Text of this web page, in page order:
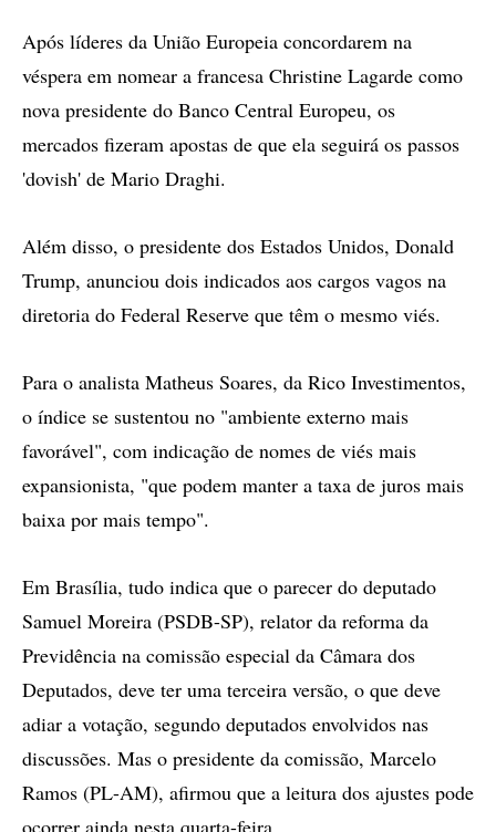
Após líderes da União Europeia concordarem na
véspera em nomear a francesa Christine Lagarde como
nova presidente do Banco Central Europeu, os
mercados fizeram apostas de que ela seguirá os passos
'dovish' de Mario Draghi.
Além disso, o presidente dos Estados Unidos, Donald
Trump, anunciou dois indicados aos cargos vagos na
diretoria do Federal Reserve que têm o mesmo viés.
Para o analista Matheus Soares, da Rico Investimentos,
o índice se sustentou no "ambiente externo mais
favorável", com indicação de nomes de viés mais
expansionista, "que podem manter a taxa de juros mais
baixa por mais tempo".
Em Brasília, tudo indica que o parecer do deputado
Samuel Moreira (PSDB-SP), relator da reforma da
Previdência na comissão especial da Câmara dos
Deputados, deve ter uma terceira versão, o que deve
adiar a votação, segundo deputados envolvidos nas
discussões. Mas o presidente da comissão, Marcelo
Ramos (PL-AM), afirmou que a leitura dos ajustes pode
ocorrer ainda nesta quarta-feira.